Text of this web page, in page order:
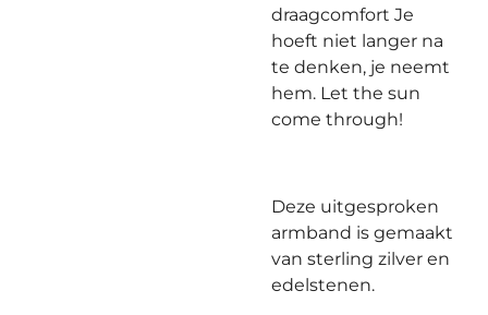
draagcomfort Je
hoeft niet langer na
te denken, je neemt
hem. Let the sun
come through!
Deze uitgesproken
armband is gemaakt
van sterling zilver en
edelstenen.